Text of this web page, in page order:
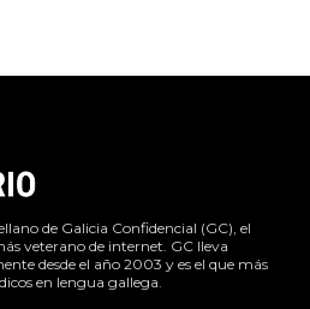
de Galicia Confidencial (GC), el
veterano de internet. GC lleva
desde el año 2003 y es el que más
en lengua gallega.